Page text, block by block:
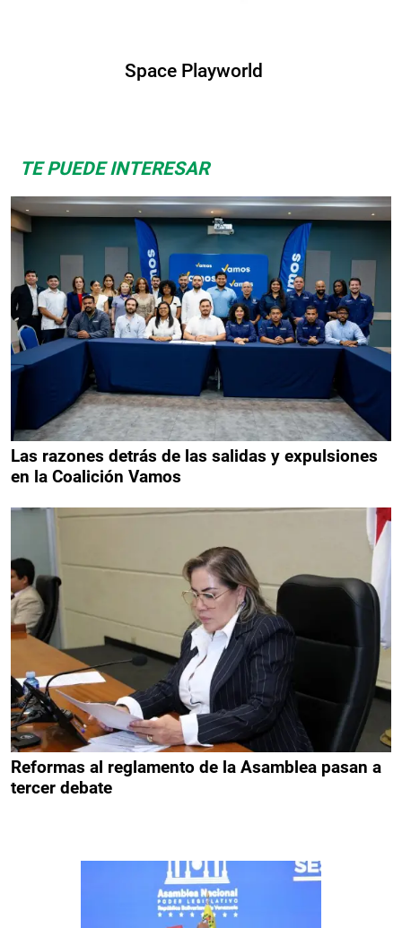
TE PUEDE INTERESAR
Las razones detrás de las salidas y expulsiones
en la Coalición Vamos
Reformas al reglamento de la Asamblea pasan a
tercer debate